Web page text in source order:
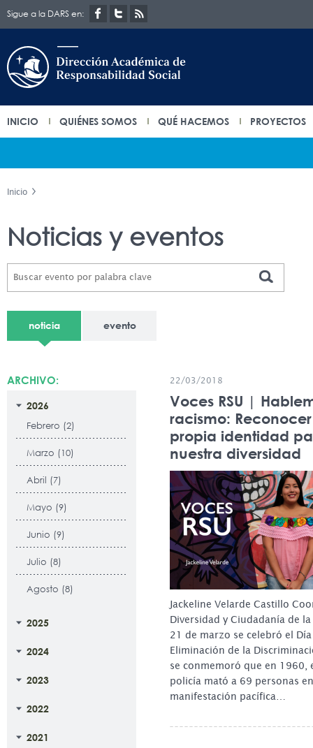
Sigue a la DARS en:
INICIO QUIÉNES SOMOS QUÉ HACEMOS PROYECTOS
Inicio
Noticias y eventos
noticia evento
ARCHIVO:
2026
Febrero (2)
Marzo (10)
Abril (7)
Mayo (9)
Junio (9)
Julio (8)
Agosto (8)
2025
2024
2023
2022
2021
22/03/2018
Voces RSU |
racismo:
propia identidad
nuestra diversidad
Jackeline Velarde Castillo
Diversidad y Ciudadanía de la
21 de marzo se celebró el
Eliminación de la
se conmemoró que en 1960,
policía mató a 69 personas
manifestación pacífica…